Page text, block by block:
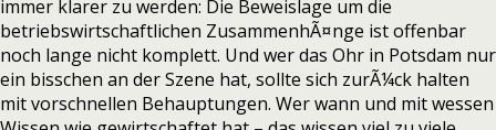
immer klarer zu werden: Die Beweislage um die
betriebswirtschaftlichen ZusammenhÃ¤nge ist offenbar
noch lange nicht komplett. Und wer das Ohr in Potsdam nur
ein bisschen an der Szene hat, sollte sich zurÃ¼ck halten
mit vorschnellen Behauptungen. Wer wann und mit wessen